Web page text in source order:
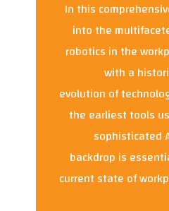
In this
into the
robotics in the
with a
evolution of
the earliest tools
sophisticated
backdrop is
current state of